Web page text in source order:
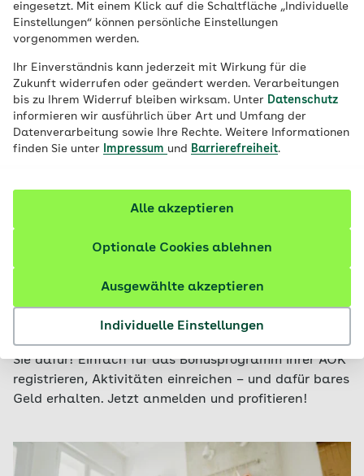
eingesetzt. Mit einem Klick auf die Schaltfläche „Individuelle
Einstellungen“ können persönliche Einstellungen
vorgenommen werden.
Ihr Einverständnis kann jederzeit mit Wirkung für die
Zukunft widerrufen oder geändert werden. Verarbeitungen
bis zu Ihrem Widerruf bleiben wirksam. Unter Datenschutz
informieren wir ausführlich über Art und Umfang der
Datenverarbeitung sowie Ihre Rechte. Weitere Informationen
finden Sie unter
Impressum und Barrierefreiheit.
Individuelle Einstellungen
Ausgewählte akzeptieren
Optionale Cookies ablehnen
Alle akzeptieren
Unser Bonus für Ihre Motivation
AOK-Bonusprogramm
Sie tun etwas für Ihre Gesundheit? Die AOK belohnt
Sie dafür! Einfach für das Bonusprogramm Ihrer AOK
registrieren, Aktivitäten einreichen – und dafür bares
Geld erhalten. Jetzt anmelden und profitieren!